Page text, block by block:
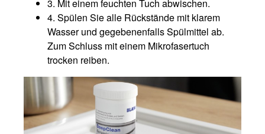
3. Mit einem feuchten Tuch abwischen.
4. Spülen Sie alle Rückstände mit klarem
Wasser und gegebenenfalls Spülmittel ab.
Zum Schluss mit einem Mikrofasertuch
trocken reiben.